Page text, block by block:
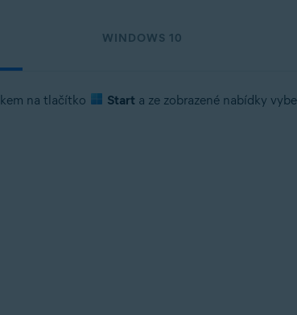
/ Education – 32/64bitový
Premium / Professional / Enterprise / Ultimate – Service
WINDOWS 10
na tlačítko Start a ze zobrazené nabídky